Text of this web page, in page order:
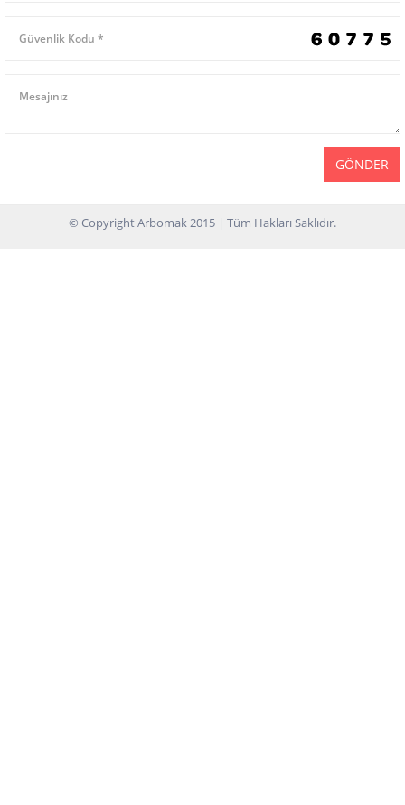
GÖNDER
© Copyright Arbomak 2015 | Tüm Hakları Saklıdır.